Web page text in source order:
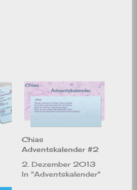
Chias
Adventskalender #2
2. Dezember 2013
In "Adventskalender"